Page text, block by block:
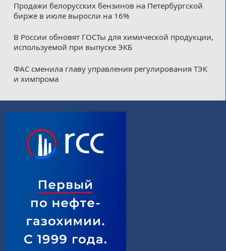
Продажи белорусских бензинов на Петербургской
бирже в июле выросли на 16%
В России обновят ГОСТы для химической продукции,
используемой при выпуске ЭКБ
ФАС сменила главу управления регулирования ТЭК
и химпрома